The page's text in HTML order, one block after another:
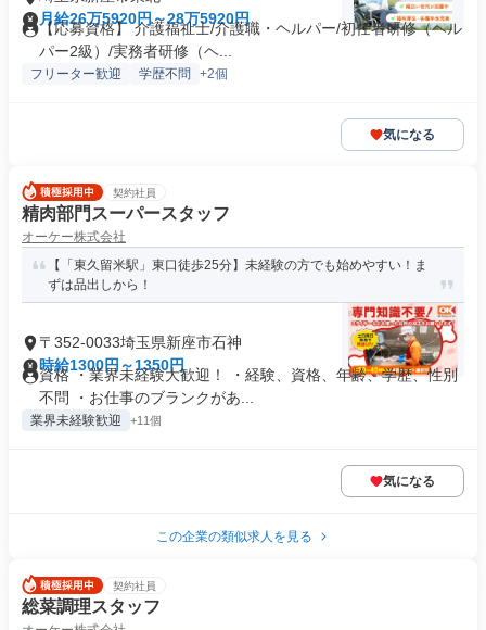
月給26万5920円～28万5920円
【応募資格】 介護福祉士/介護職・ヘルパー/初任者研修（ヘル
パー2級）/実務者研修（ヘ...
フリーター歓迎 学歴不問 +2個
気になる
契約社員
精肉部門スーパースタッフ
オーケー株式会社
【「東久留米駅」東口徒歩25分】未経験の方でも始めやすい！ま
ずは品出しから！
〒352-0033埼玉県新座市石神
時給1300円～1350円
資格 ・業界未経験大歓迎！ ・経験、資格、年齢、学歴、性別
不問 ・お仕事のブランクがあ...
業界未経験歓迎 +11個
気になる
この企業の類似求人を見る
契約社員
総菜調理スタッフ